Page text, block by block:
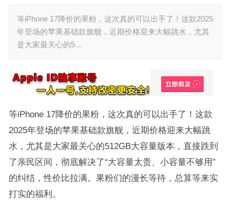
等iPhone 17降价的果粉，这次真的可以出手了！这款2025
年登场的苹果基础款旗舰，近期价格迎来大幅跳水，尤其
是大家最关心的5…
等iPhone 17降价的果粉，这次真的可以出手了！这款
2025年登场的苹果基础款旗舰，近期价格迎来大幅跳
水，尤其是大家最关心的512GB大容量版本，直接跌到
了亲民区间，彻底解决了“大容量太贵、小容量不够用”
的纠结，性价比拉满。果粉们的漫长等待，总算等来实
打实的福利。